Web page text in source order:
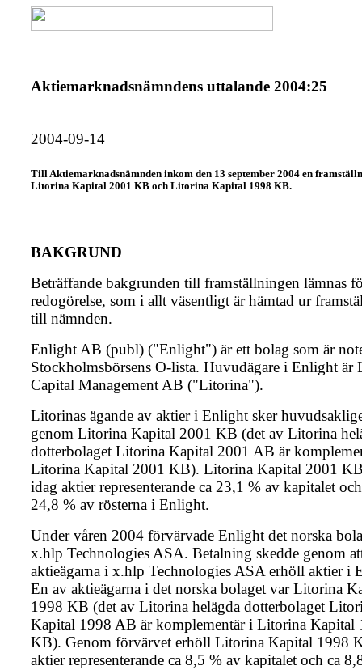
Aktiemarknadsnämndens uttalande 2004:25
2004-09-14
Till Aktiemarknadsnämnden inkom den 13 september 2004 en
Litorina Kapital 2001 KB och Litorina Kapital 1998 KB.
BAKGRUND
Beträffande bakgrunden till framställningen lämnas
redogörelse, som i allt väsentligt är hämtad ur
till nämnden.
Enlight AB (publ) ("Enlight") är ett bolag som är
Stockholmsbörsens O-lista. Huvudägare i Enlight är
Capital Management AB ("Litorina").
Litorinas ägande av aktier i Enlight sker
genom Litorina Kapital 2001 KB (det av Litorina
dotterbolaget Litorina Kapital 2001 AB är
Litorina Kapital 2001 KB). Litorina Kapital 2001
idag aktier representerande ca 23,1 % av kapitalet
24,8 % av rösterna i Enlight.
Under våren 2004 förvärvade Enlight det norska
x.hlp Technologies ASA. Betalning skedde genom
aktieägarna i x.hlp Technologies ASA erhöll aktier i
En av aktieägarna i det norska bolaget var Litorina
1998 KB (det av Litorina helägda dotterbolaget
Kapital 1998 AB är komplementär i Litorina Kapital
KB). Genom förvärvet erhöll Litorina Kapital 1998
aktier representerande ca 8,5 % av kapitalet och ca